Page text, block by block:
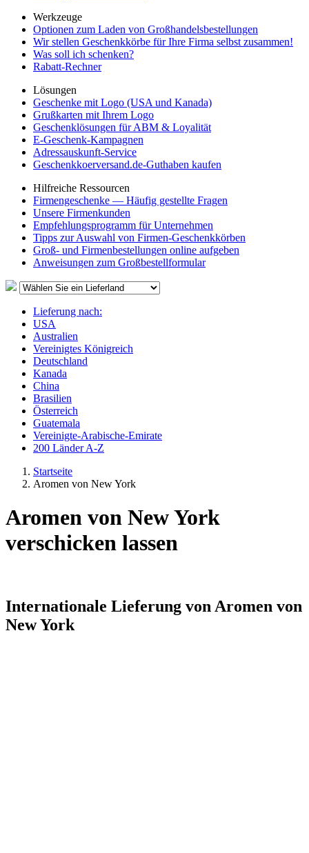
Werkzeuge
Optionen zum Laden von Großhandelsbestellungen
Wir stellen Geschenkkörbe für Ihre Firma selbst zusammen!
Was soll ich schenken?
Rabatt-Rechner
Lösungen
Geschenke mit Logo (USA und Kanada)
Grußkarten mit Ihrem Logo
Geschenklösungen für ABM & Loyalität
E-Geschenk-Kampagnen
Adressauskunft-Service
Geschenkkoerversand.de-Guthaben kaufen
Hilfreiche Ressourcen
Firmengeschenke — Häufig gestellte Fragen
Unsere Firmenkunden
Empfehlungsprogramm für Unternehmen
Tipps zur Auswahl von Firmen-Geschenkkörben
Groß- und Firmenbestellungen online aufgeben
Anweisungen zum Großbestellformular
Lieferung nach:
USA
Australien
Vereinigtes Königreich
Deutschland
Kanada
China
Brasilien
Österreich
Guatemala
Vereinigte-Arabische-Emirate
200 Länder A-Z
Startseite
Aromen von New York
Aromen von New York
verschicken lassen
Internationale Lieferung von Aromen von
New York